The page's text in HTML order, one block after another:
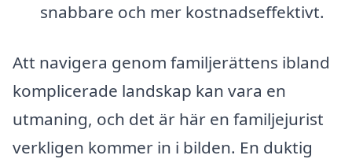
snabbare och mer kostnadseffektivt.
Att navigera genom familjerättens ibland
komplicerade landskap kan vara en
utmaning, och det är här en familjejurist
verkligen kommer in i bilden. En duktig